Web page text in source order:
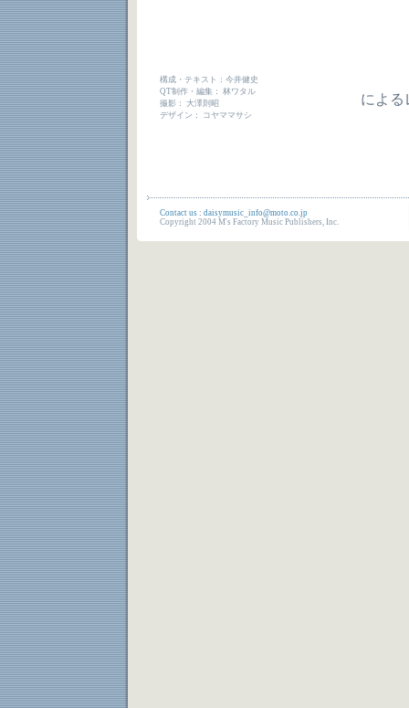
構成・テキスト：今井健史
QT制作・編集： 林ワタル
撮影： 大澤則昭
デザイン： コヤママサシ
による
Contact us : daisymusic_info@moto.co.jp
Copyright 2004 M's Factory Music Publishers, Inc.